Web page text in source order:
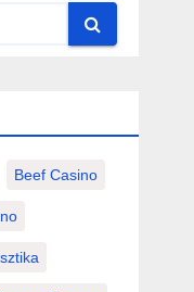
Beef Casino